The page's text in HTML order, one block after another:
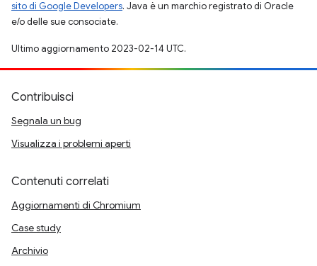
sito di Google Developers. Java è un marchio registrato di Oracle
e/o delle sue consociate.
Ultimo aggiornamento 2023-02-14 UTC.
Contribuisci
Segnala un bug
Visualizza i problemi aperti
Contenuti correlati
Aggiornamenti di Chromium
Case study
Archivio